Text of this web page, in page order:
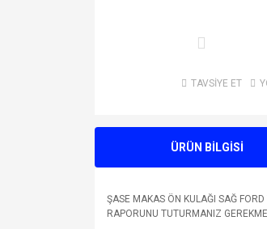
TAVSİYE ET
ÜRÜN BİLGİSİ
ŞASE MAKAS ÖN KULAĞI SAĞ
RAPORUNU TUTURMANIZ